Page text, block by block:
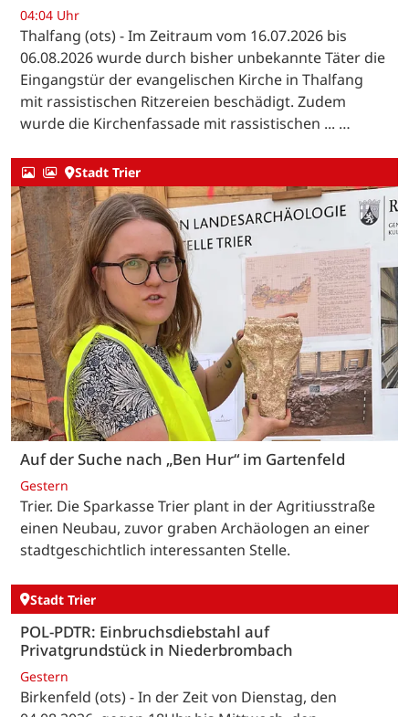
04:04 Uhr
Thalfang (ots) - Im Zeitraum vom 16.07.2026 bis
06.08.2026 wurde durch bisher unbekannte Täter die
Eingangstür der evangelischen Kirche in Thalfang
mit rassistischen Ritzereien beschädigt. Zudem
wurde die Kirchenfassade mit rassistischen ... …
Stadt Trier
Auf der Suche nach „Ben Hur“ im Gartenfeld
Gestern
Trier. Die Sparkasse Trier plant in der Agritiusstraße
einen Neubau, zuvor graben Archäologen an einer
stadtgeschichtlich interessanten Stelle.
Stadt Trier
POL-PDTR: Einbruchsdiebstahl auf
Privatgrundstück in Niederbrombach
Gestern
Birkenfeld (ots) - In der Zeit von Dienstag, den